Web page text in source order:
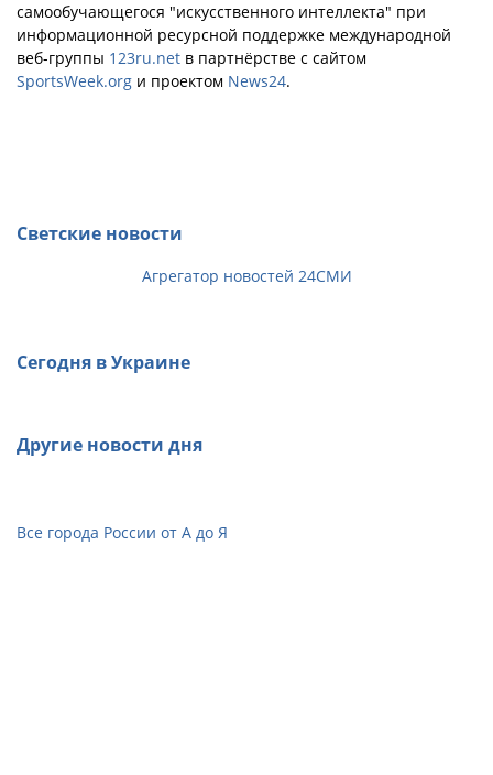
самообучающегося "искусственного интеллекта" при
информационной ресурсной поддержке международной
веб-группы 123ru.net в партнёрстве с сайтом
SportsWeek.org и проектом News24.
Светские новости